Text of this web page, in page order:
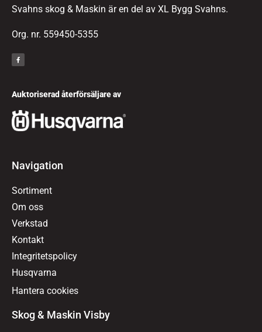
Svahns skog & Maskin är en del av XL Bygg Svahns.
Org. nr. 559450-5355
Auktoriserad återförsäljare av
Navigation
Sortiment
Om oss
Verkstad
Kontakt
Integritetspolicy
Husqvarna
Hantera cookies
Skog & Maskin Visby